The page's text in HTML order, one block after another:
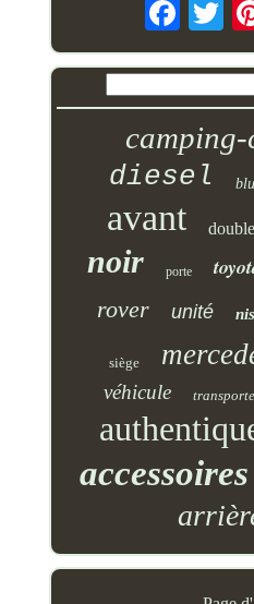
diesel
avant double
noir porte
rover unité
siège
véhicule
accessoires